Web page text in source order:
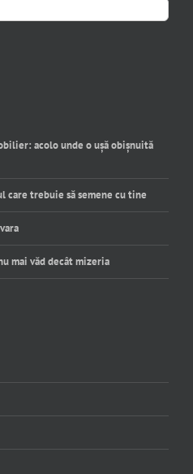
acolo unde o ușă obișnuită
care trebuie să semene cu tine
mai văd decât mizeria